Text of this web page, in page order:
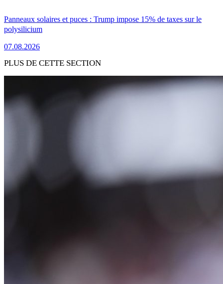
Panneaux solaires et puces : Trump impose 15% de taxes sur le
polysilicium
07.08.2026
PLUS DE CETTE SECTION